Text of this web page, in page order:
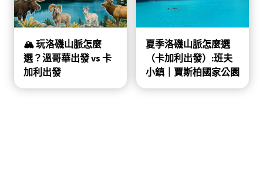
🏔️ 玩洛磯山脈怎麼
選？溫哥華出發 vs 卡
加利出發
夏季洛磯山脈怎麼選
（卡加利出發）:班夫
小鎮｜賈斯柏國家公園
｜哥倫比亞冰原